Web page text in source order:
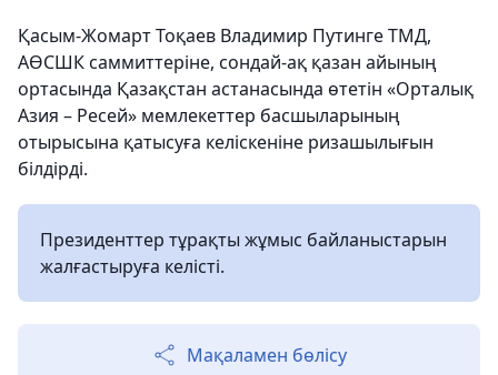
Қасым-Жомарт Тоқаев Владимир Путинге ТМД,
АӨСШК саммиттеріне, сондай-ақ қазан айының
ортасында Қазақстан астанасында өтетін «Орталық
Азия – Ресей» мемлекеттер басшыларының
отырысына қатысуға келіскеніне ризашылығын
білдірді.
Президенттер тұрақты жұмыс байланыстарын
жалғастыруға келісті.
Мақаламен бөлісу